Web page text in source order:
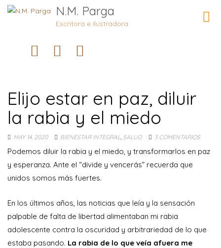
N.M. Parga
Escritora e Ilustradora
Elijo estar en paz, diluir
la rabia y el miedo
MAY 14, 2020 BIENESTAR INTEGRAL, SALUD 3 COMENTARIOS
Podemos diluir la rabia y el miedo, y transformarlos en paz
y esperanza. Ante el “divide y vencerás” recuerda que
unidos somos más fuertes.
En los últimos años, las noticias que leía y la sensación
palpable de falta de libertad alimentaban mi rabia
adolescente contra la oscuridad y arbitrariedad de lo que
estaba pasando. La rabia de lo que veía afuera me